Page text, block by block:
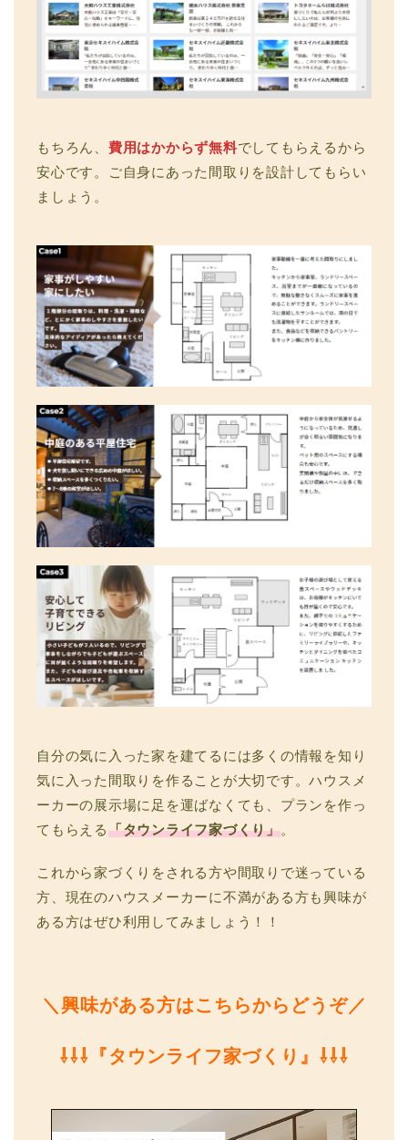
もちろん、 費用はかからず無料でしてもらえるから
安心です。ご自身にあった間取りを設計してもらい
ましょう。
自分の気に入った家を建てるには多くの情報を知り
気に入った間取りを作ることが大切です。ハウスメ
ーカーの展示場に足を運ばなくても、プランを作っ
てもらえる「タウンライフ家づくり」。
これから家づくりをされる方や間取りで迷っている
方、現在のハウスメーカーに不満がある方も興味が
ある方はぜひ利用してみましょう！！
＼興味がある方はこちらからどうぞ／
⇩⇩⇩『タウンライフ家づくり』⇩⇩⇩